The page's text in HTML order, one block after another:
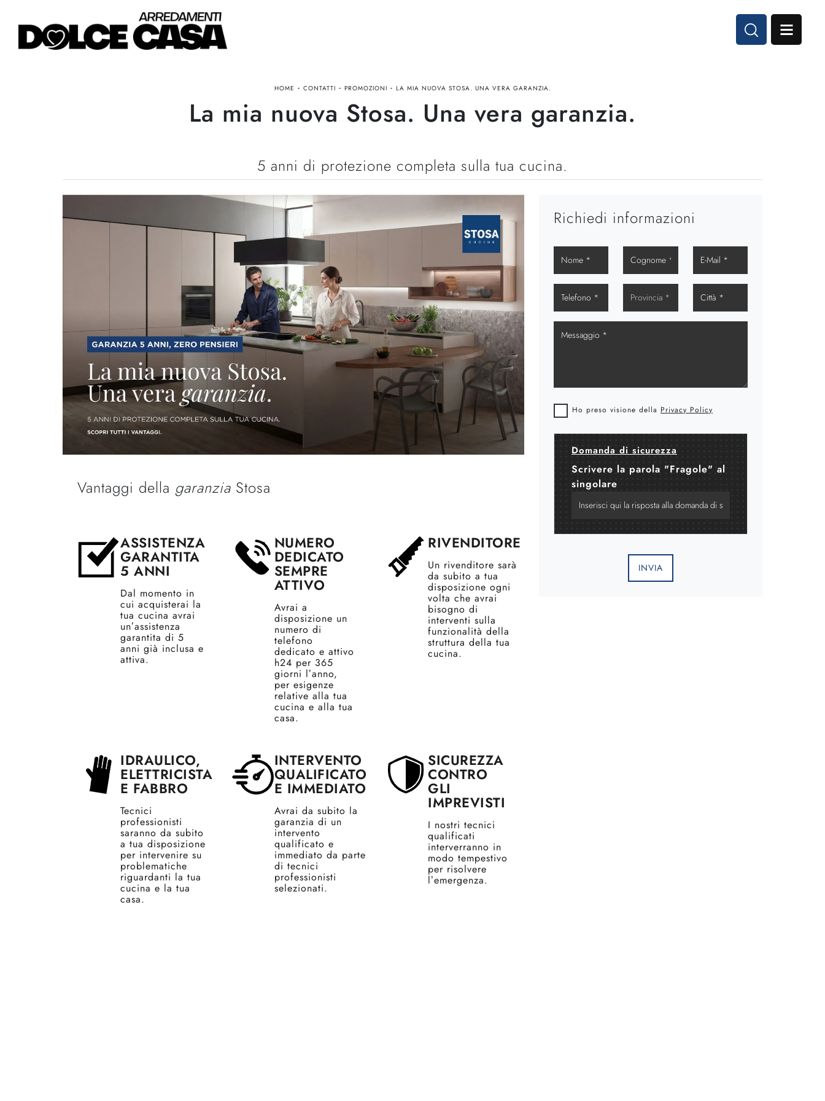
HOME - CONTATTI - PROMOZIONI - LA MIA NUOVA STOSA. UNA VERA GARANZIA.
La mia nuova Stosa. Una vera garanzia.
5 anni di protezione completa sulla tua cucina.
Vantaggi della garanzia Stosa
ASSISTENZA
GARANTITA
5 ANNI
Dal momento in
cui acquisterai la
tua cucina avrai
un’assistenza
garantita di 5
anni già inclusa e
attiva.
NUMERO
DEDICATO
SEMPRE
ATTIVO
Avrai a
disposizione un
numero di
telefono
dedicato e attivo
h24 per 365
giorni l’anno,
per esigenze
relative alla tua
cucina e alla tua
casa.
RIVENDITORE
Un rivenditore sarà
da subito a tua
disposizione ogni
volta che avrai
bisogno di
interventi sulla
funzionalità della
struttura della tua
cucina.
IDRAULICO,
ELETTRICISTA
E FABBRO
Tecnici
professionisti
saranno da subito
a tua disposizione
per intervenire su
problematiche
riguardanti la tua
cucina e la tua
casa.
INTERVENTO
QUALIFICATO
E IMMEDIATO
Avrai da subito la
garanzia di un
intervento
qualificato e
immediato da parte
di tecnici
professionisti
selezionati.
SICUREZZA
CONTRO
GLI
IMPREVISTI
I nostri tecnici
qualificati
interverranno in
modo tempestivo
per risolvere
l’emergenza.
Richiedi informazioni
Ho preso visione della Privacy Policy
Domanda di sicurezza
Scrivere la parola "Fragole" al
singolare
INVIA